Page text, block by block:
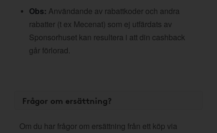
Obs: Användande av rabattkoder och andra
rabatter (t ex Mecenat) som ej utfärdats av
Sponsorhuset kan resultera i att din cashback
går förlorad.
Frågor om ersättning?
Om du har frågor om ersättning från ett köp via